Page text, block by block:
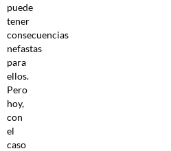
puede
tener
consecuencias
nefastas
para
ellos.
Pero
hoy,
con
el
caso